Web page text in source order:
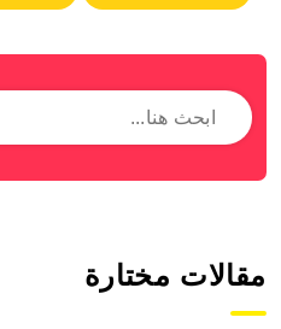
مقالات مختارة